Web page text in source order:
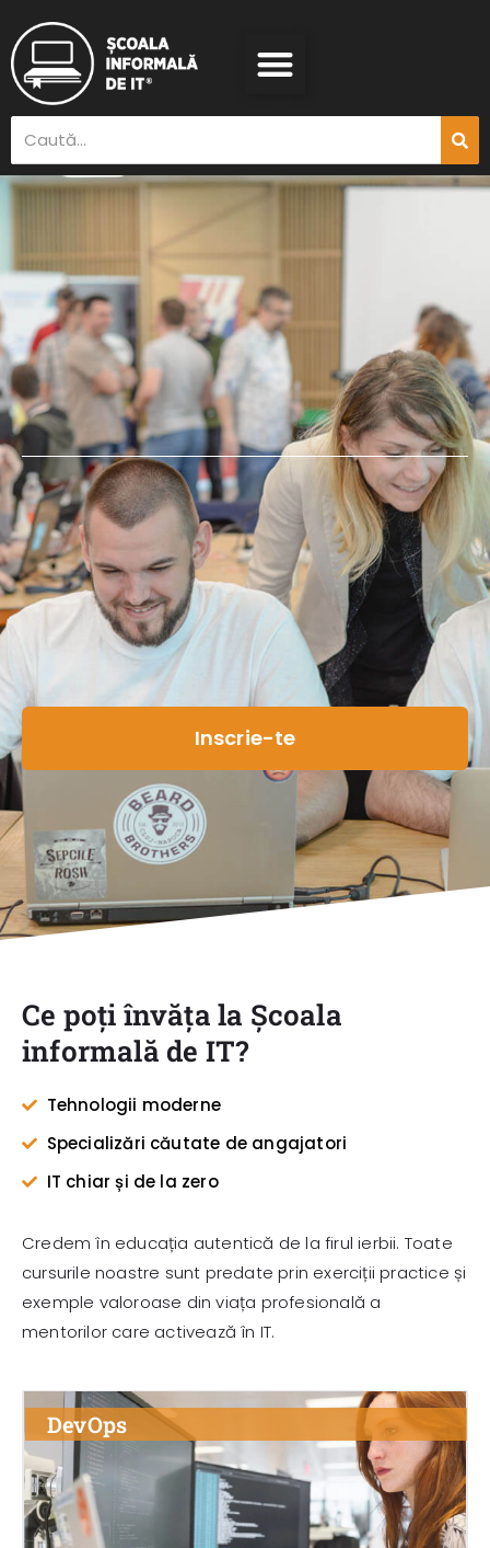
Inscrie-te
Ce poți învăța la Școala
informală de IT?
Tehnologii moderne
Specializări căutate de angajatori
IT chiar și de la zero
Credem în educația autentică de la firul ierbii. Toate
cursurile noastre sunt predate prin exerciții practice și
exemple valoroase din viața profesională a
mentorilor care activează în IT.
DevOps